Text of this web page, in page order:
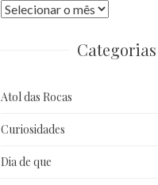
Publicações
Categorias
Atol das Rocas
Curiosidades
Dia de que